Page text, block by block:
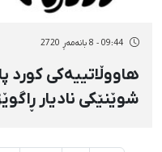
09:44 - 8 بانەمەڕ 2720
هاووڵاتییەکی
شوێنێکی نادیار